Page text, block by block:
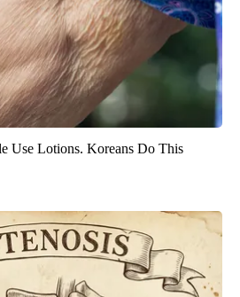
Use Lotions. Koreans Do This